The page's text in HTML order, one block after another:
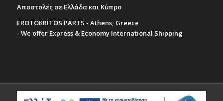
Αποστολές σε Ελλάδα και Κύπρο
EROTOKRITOS PARTS - Athens, Greece
- We offer Express & Economy International Shipping